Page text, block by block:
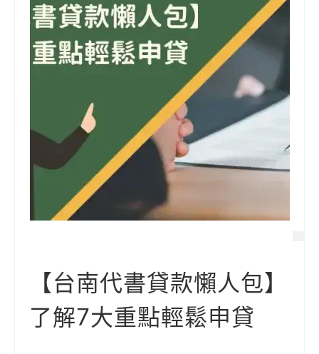
銀行貸款
其他貸款
時事解析
生活理財
房產Q&A
【台南代書貸款懶人包】
了解7大重點輕鬆申貸